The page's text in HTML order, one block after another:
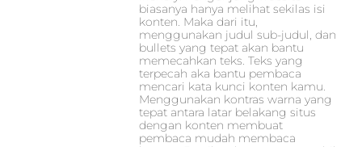
biasanya hanya melihat sekilas isi
konten. Maka dari itu,
menggunakan judul sub-judul, dan
bullets yang tepat akan bantu
memecahkan teks. Teks yang
terpecah aka bantu pembaca
mencari kata kunci konten kamu.
Menggunakan kontras warna yang
tepat antara latar belakang situs
dengan konten membuat
pembaca mudah membaca